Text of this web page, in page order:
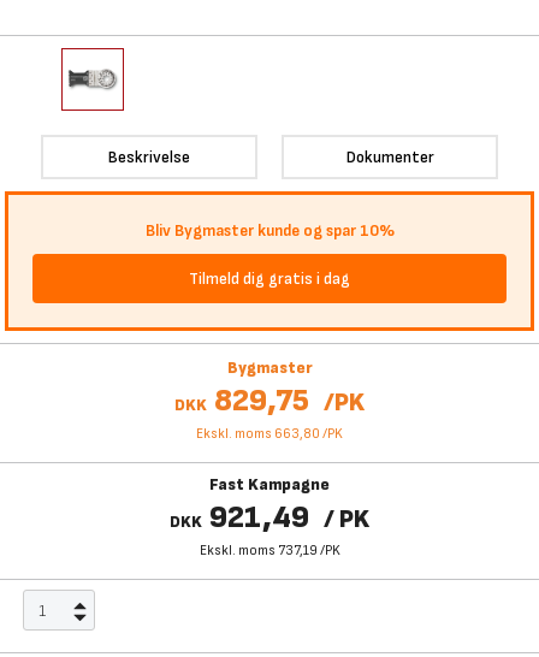
Beskrivelse Dokumenter
Bliv Bygmaster kunde og spar 10%
Tilmeld dig gratis i dag
Bygmaster
DKK 829,75 /PK
Ekskl. moms 663,80 /PK
Fast Kampagne
DKK 921,49 /PK
Ekskl. moms 737,19 /PK